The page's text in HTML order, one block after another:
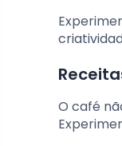
O café